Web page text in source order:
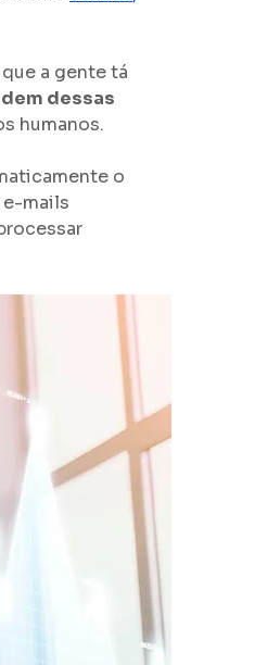
a gente tá
dessas
humanos.
o
mails